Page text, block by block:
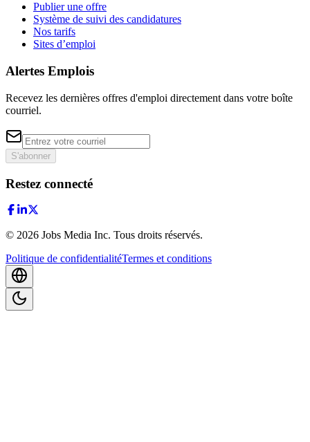
Publier une offre
Système de suivi des candidatures
Nos tarifs
Sites d’emploi
Alertes Emplois
Recevez les dernières offres d'emploi directement dans votre boîte
courriel.
S'abonner
Restez connecté
© 2026 Jobs Media Inc. Tous droits réservés.
Politique de confidentialitéTermes et conditions